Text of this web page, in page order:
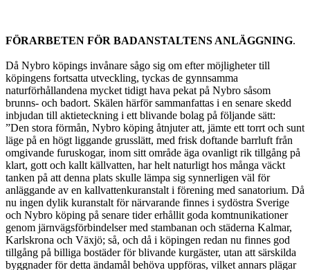
FÖRARBETEN FÖR BADANSTALTENS ANLÄGGNING.
Då Nybro köpings invånare sågo sig om efter möjligheter till
köpingens fortsatta utveckling, tyckas de gynnsamma
naturförhållandena mycket tidigt hava pekat på Nybro såsom
brunns- och badort. Skälen härför sammanfattas i en senare skedd
inbjudan till aktieteckning i ett blivande bolag på följande sätt:
”Den stora förmån, Nybro köping åtnjuter att, jämte ett torrt och sunt
läge på en högt liggande grusslätt, med frisk doftande barrluft från
omgivande furuskogar, inom sitt område äga ovanligt rik tillgång på
klart, gott och kallt källvatten, har helt naturligt hos många väckt
tanken på att denna plats skulle lämpa sig synnerligen väl för
anläggande av en kallvattenkuranstalt i förening med sanatorium. Då
nu ingen dylik kuranstalt för närvarande finnes i sydöstra Sverige
och Nybro köping på senare tider erhållit goda komtnunikationer
genom järnvägsförbindelser med stambanan och städerna Kalmar,
Karlskrona och Växjö; så, och då i köpingen redan nu finnes god
tillgång på billiga bostäder för blivande kurgäster, utan att särskilda
byggnader för detta ändamål behöva uppföras, vilket annars plägar